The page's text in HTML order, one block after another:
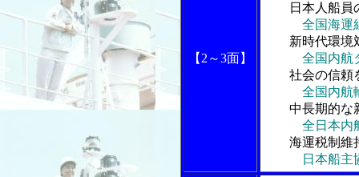
【2 ～3面】
日本人船員の
全国海
新時代環境対
全国内航
社会の信頼を
全国内航
中長期的な新
全日本内
海運税制維持
日本船